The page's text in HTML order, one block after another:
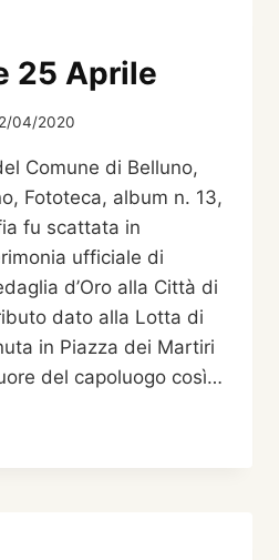
25 Aprile
04/2020
Comune di Belluno,
Fototeca, album n. 13,
fu scattata in
ufficiale di
d’Oro alla Città di
dato alla Lotta di
in Piazza dei Martiri
del capoluogo così…